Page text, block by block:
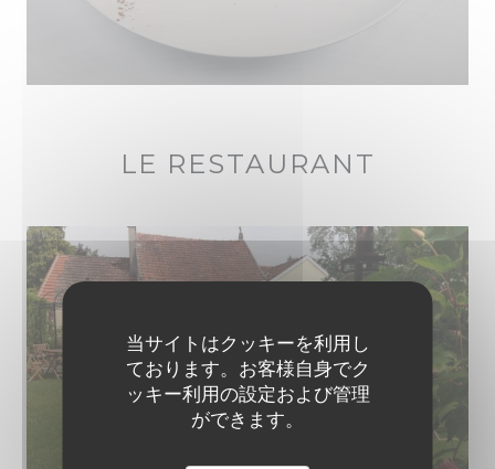
当サイトはクッキーを利用し
ております。お客様自身でク
ッキー利用の設定および管理
ができます。
LE RESTAURANT